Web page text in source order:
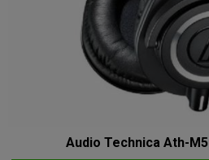
Audio Technica Ath-